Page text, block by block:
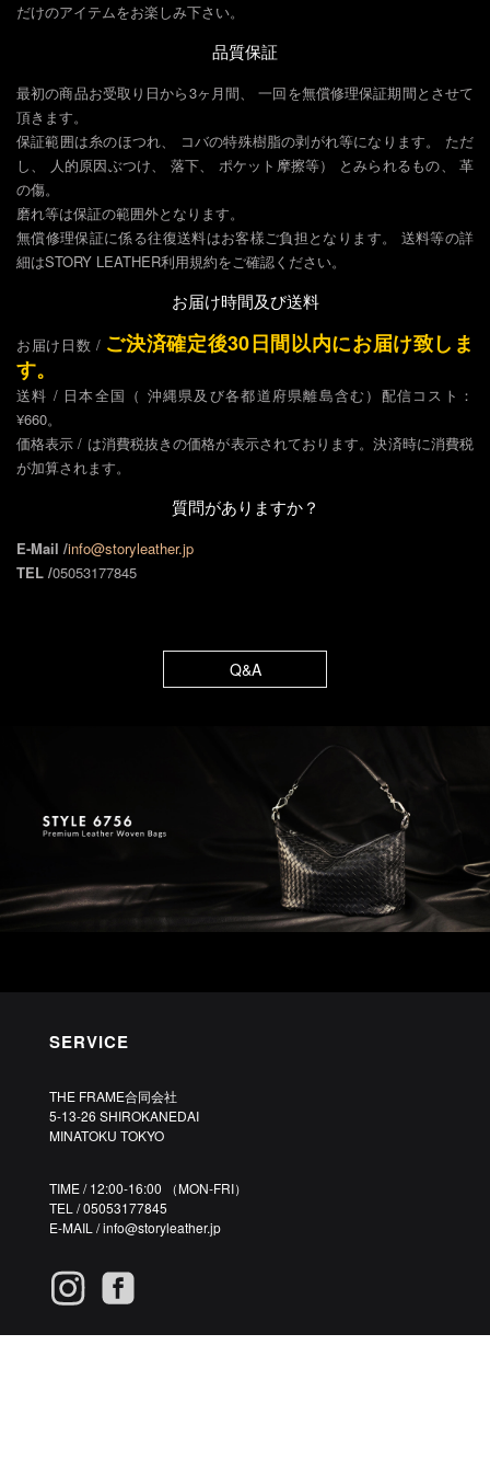
だけのアイテムをお楽しみ下さい。
品質保証
最初の商品お受取り日から3ヶ月間、 一回を無償修理保証期間とさせて
頂きます。
保証範囲は糸のほつれ、 コバの特殊樹脂の剥がれ等になります。 ただ
し、 人的原因ぶつけ、 落下、 ポケット摩擦等） とみられるもの、 革
の傷。
磨れ等は保証の範囲外となります。
無償修理保証に係る往復送料はお客樣ご負担となります。 送料等の詳
細はSTORY LEATHER利用規約をご確認ください。
お届け時間及び送料
お届け日数 / ご決済確定後30日間以内にお届け致しま
す。
送料 / 日本全国（ 沖縄県及び各都道府県離島含む）配信コスト：
¥660。
価格表示 / は消費税抜きの価格が表示されております。決済時に消費税
が加算されます。
質問がありますか？
E-Mail /info@storyleather.jp
TEL /05053177845
Q&A
SERVICE
THE FRAME合同会社
5-13-26 SHIROKANEDAI
MINATOKU TOKYO
TIME / 12:00-16:00 （MON-FRI）
TEL / 05053177845
E-MAIL /info@storyleather.jp